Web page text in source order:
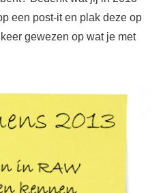
een post-it en plak deze op
gewezen op wat je met